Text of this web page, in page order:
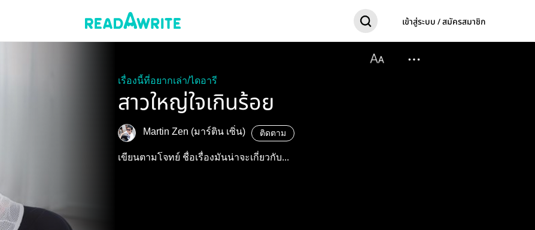
เข้าสู่ระบบ / สมัครสมาชิก
เรื่องนี้ที่อยากเล่า/ไดอารี
สาวใหญ่ใจเกินร้อย
Martin Zen (มาร์ติน เซิ่น) ติดตาม
เขียนตามโจทย์ ชื่อเรื่องมันน่าจะเกี่ยวกับ...